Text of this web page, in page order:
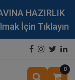
HAZIRLIK
İçin Tıklayın
0